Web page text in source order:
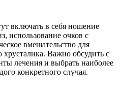
включать в себя ношение
использование очков с
вмешательство для
Важно обсудить с
лечения и выбрать наиболее
конкретного случая.